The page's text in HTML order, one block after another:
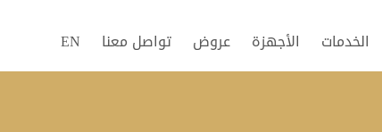
الخدمات الأجهزة عروض تواصل معنا EN